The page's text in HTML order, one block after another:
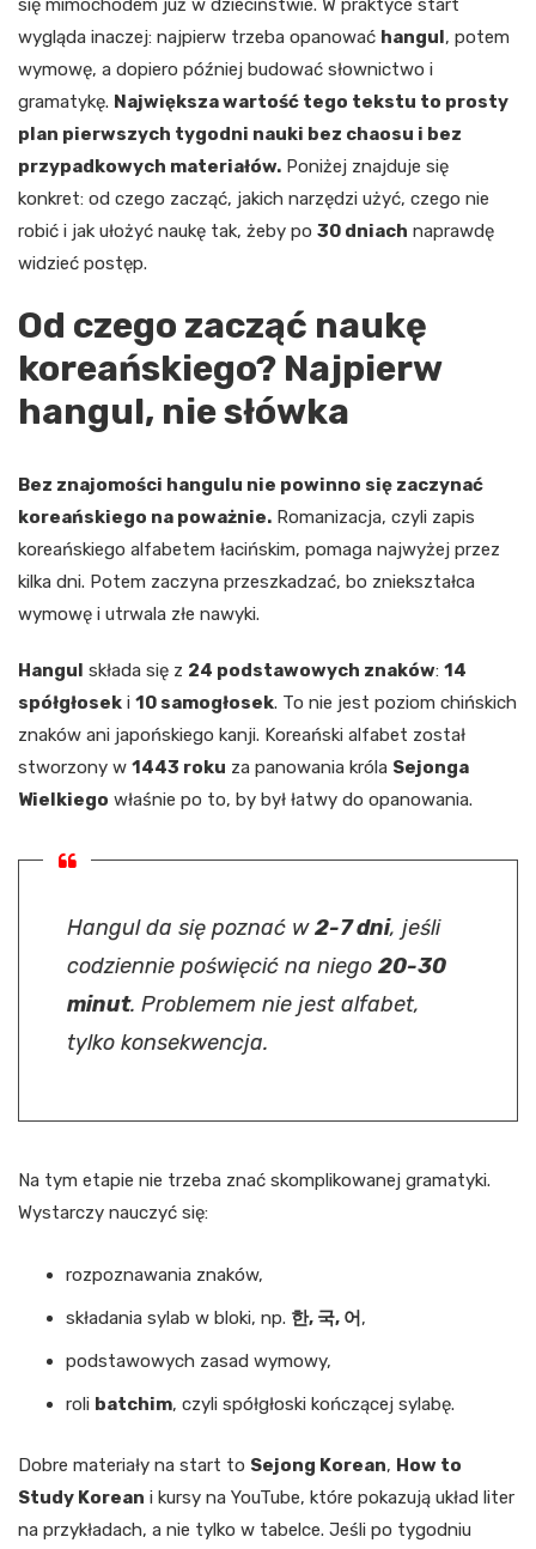
się mimochodem już w dzieciństwie. W praktyce start
wygląda inaczej: najpierw trzeba opanować hangul, potem
wymowę, a dopiero później budować słownictwo i
gramatykę. Największa wartość tego tekstu to prosty
plan pierwszych tygodni nauki bez chaosu i bez
przypadkowych materiałów. Poniżej znajduje się
konkret: od czego zacząć, jakich narzędzi użyć, czego nie
robić i jak ułożyć naukę tak, żeby po 30 dniach naprawdę
widzieć postęp.
Od czego zacząć naukę
koreańskiego? Najpierw
hangul, nie słówka
Bez znajomości hangulu nie powinno się zaczynać
koreańskiego na poważnie. Romanizacja, czyli zapis
koreańskiego alfabetem łacińskim, pomaga najwyżej przez
kilka dni. Potem zaczyna przeszkadzać, bo zniekształca
wymowę i utrwala złe nawyki.
Hangul składa się z 24 podstawowych znaków: 14
spółgłosek i 10 samogłosek. To nie jest poziom chińskich
znaków ani japońskiego kanji. Koreański alfabet został
stworzony w 1443 roku za panowania króla Sejonga
Wielkiego właśnie po to, by był łatwy do opanowania.
Hangul da się poznać w2-7 dni, jeśli
codziennie poświęcić na niego 20-30
minut. Problemem nie jest alfabet,
tylko konsekwencja.
Na tym etapie nie trzeba znać skomplikowanej gramatyki.
Wystarczy nauczyć się:
rozpoznawania znaków,
składania sylab w bloki, np. 한, 국, 어,
podstawowych zasad wymowy,
roli batchim, czyli spółgłoski kończącej sylabę.
Dobre materiały na start to Sejong Korean, How to
Study Korean i kursy na YouTube, które pokazują układ liter
na przykładach, a nie tylko w tabelce. Jeśli po tygodniu